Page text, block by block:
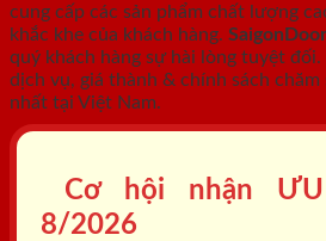
cung cấp các sản phẩm chất lượng
khắc khe của khách hàng. SaigonDoor
quý khách hàng sự hài lòng tuyệt
dịch vụ, giá thành & chính sách
nhất tại Việt Nam.
Cơ hội nhận
8/2026